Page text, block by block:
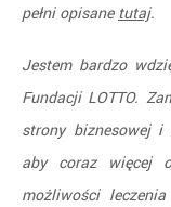
pełni opisane tutaj.
Jestem bardzo
Fundacji LOTTO.
strony biznesowej i
aby coraz więcej
możliwości